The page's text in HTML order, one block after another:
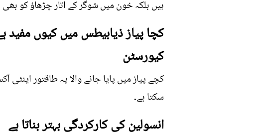
ہیں بلکہ خون میں شوگر کے اتار چڑھاؤ کو بھی
کچا پیاز ذیابیطس میں کیوں مفید
کیورسٹن
کچے پیاز میں پایا جانے والا یہ طاقتور
سکتا ہے۔
انسولین کی کارکردگی بہتر بناتا ہے